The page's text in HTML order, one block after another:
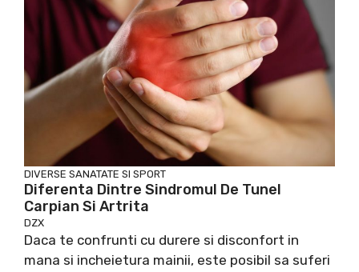
DIVERSE SANATATE SI SPORT
Diferenta Dintre Sindromul De Tunel
Carpian Si Artrita
DZX
Daca te confrunti cu durere si disconfort in
mana si incheietura mainii, este posibil sa suferi